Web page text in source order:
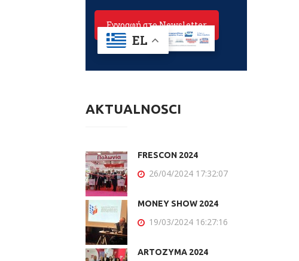
AKTUALNOŚCI
FRESCON 2024
26/04/2024 17:32:07
MONEY SHOW 2024
19/03/2024 16:27:16
ARTOZYMA 2024